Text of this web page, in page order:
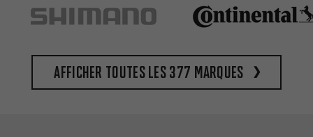
Afficher toutes les 377 marques